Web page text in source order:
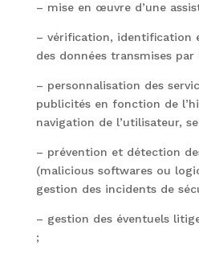
– mise en œuvre d’une
– vérification, identification
des données transmises par
– personnalisation des
publicités en fonction de
navigation de l’utilisateur,
– prévention et détection
(malicious softwares ou
gestion des incidents de
– gestion des éventuels
;